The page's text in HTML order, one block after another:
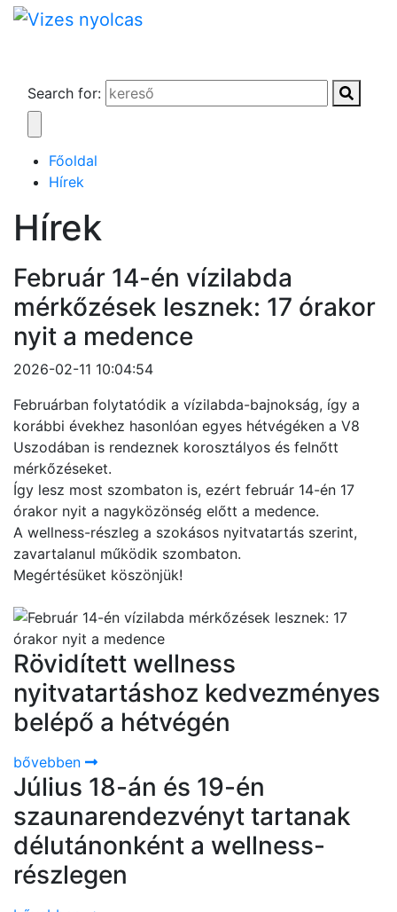
Search for:
Főoldal
Hírek
Hírek
Február 14-én vízilabda
mérkőzések lesznek: 17 órakor
nyit a medence
2026-02-11 10:04:54
Februárban folytatódik a vízilabda-bajnokság, így a
korábbi évekhez hasonlóan egyes hétvégéken a V8
Uszodában is rendeznek korosztályos és felnőtt
mérkőzéseket.
Így lesz most szombaton is, ezért február 14-én 17
órakor nyit a nagyközönség előtt a medence.
A wellness-részleg a szokásos nyitvatartás szerint,
zavartalanul működik szombaton.
Megértésüket köszönjük!
Rövidített wellness
nyitvatartáshoz kedvezményes
belépő a hétvégén
bővebben
Július 18-án és 19-én
szaunarendezvényt tartanak
délutánonként a wellness-
részlegen